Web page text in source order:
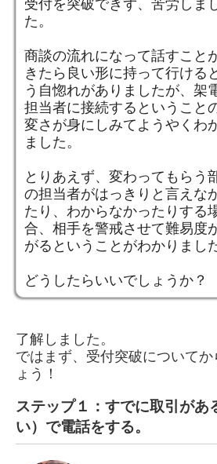
受付を突破できず、苦労しま
た。
商談の流れになって話すこと
きたら良い形に持って行ける
う自惚れがありましたが、架
担当者に接続するということ
変さが身にしみてようやくわ
ました。
とりあえず、変わってもらう
の担当者がはっきりと言えな
たり、わからなかったりする
合、相手を警戒させて難易度
がるということがわかりました
どうしたらいいでしょうか？
了解しました。
ではまず、受付突破について
ょう！
ステップ１：すでに取引があ
い）で電話をする。